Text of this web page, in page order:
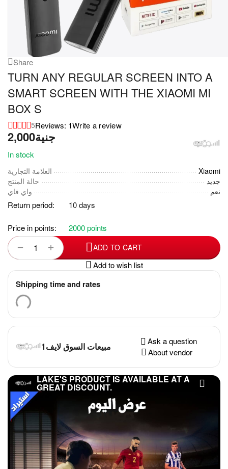
Share
TURN ANY REGULAR SCREEN INTO A
SMART SCREEN WITH THE XIAOMI MI
BOX S
5Reviews: 1Write a review
جنية2,000
In stock
العلامة التجارية
Xiaomi
حالة المنتج
جديد
واي فاي
نعم
Return period: 10 days
Price in points: 2000 points
+
− ADD TO CART
Add to wish list
Shipping time and rates
مبيعات السوق لايف1
Ask a question
About vendor
LAKE'S PRODUCT IS AVAILABLE AT A
GREAT DISCOUNT.